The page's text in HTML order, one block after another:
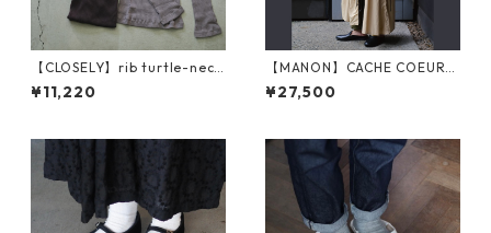
【CLOSELY】rib turtle-neck
(CLO2159)
¥11,220
【MANON】CACHE COEUR
ONEPIECE （MNN-OP-10
9）
¥27,500